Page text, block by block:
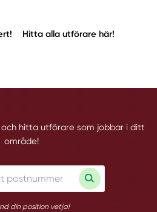
Hitta alla utförare här!
hitta utförare som jobbar i ditt
område!
din position vetja!